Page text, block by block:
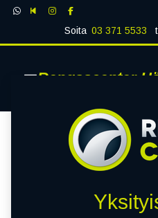
Soita 03 371 5533
Rengascenter